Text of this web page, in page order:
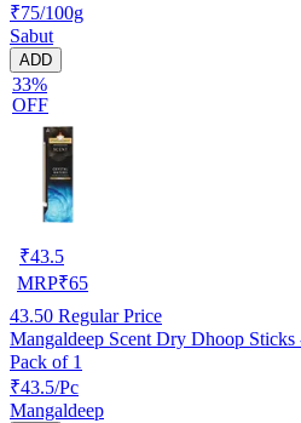
₹75/100g
Sabut
ADD
33%
OFF
₹43.5
MRP₹65
43.50 Regular Price
Mangaldeep Scent Dry Dhoop Sticks
Pack of 1
₹43.5/Pc
Mangaldeep